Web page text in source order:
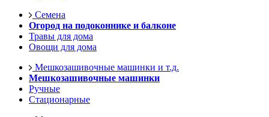
Семена
Огород на подоконнике и балконе
Травы для дома
Овощи для дома
Мешкозашивочные машинки и т.д.
Мешкозашивочные машинки
Ручные
Стационарные